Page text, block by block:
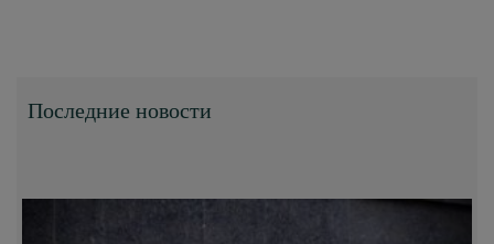
Последние новости